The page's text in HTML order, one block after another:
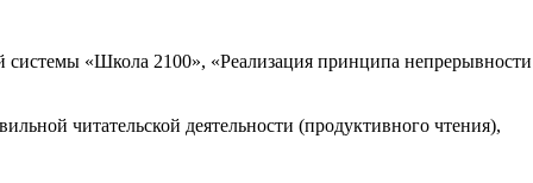
«Школа 2100», «Реализация принципа непрерывности
читательской деятельности (продуктивного чтения),